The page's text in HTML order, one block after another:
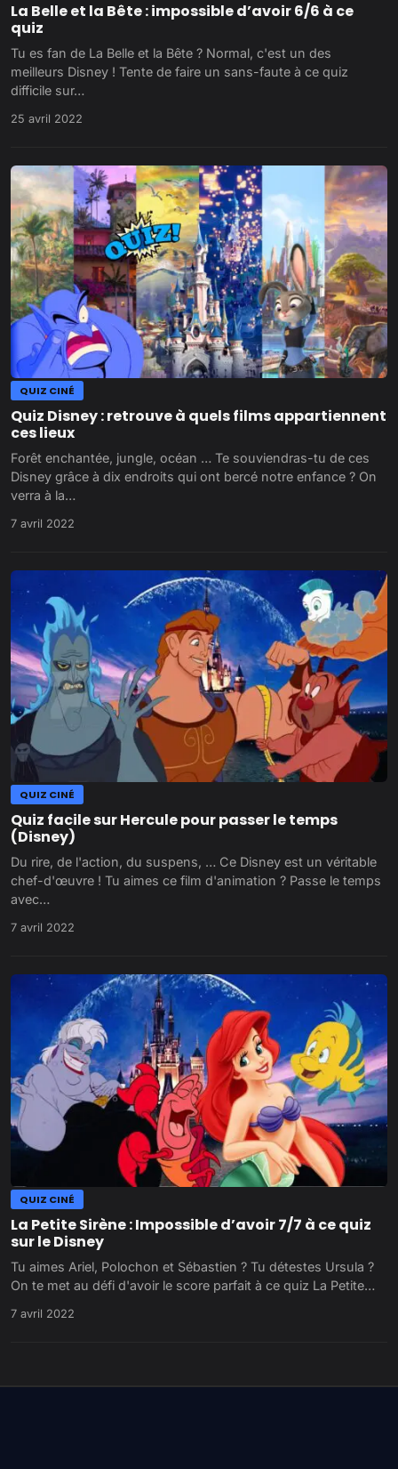
La Belle et la Bête : impossible d’avoir 6/6 à ce
quiz
Tu es fan de La Belle et la Bête ? Normal, c'est un des
meilleurs Disney ! Tente de faire un sans-faute à ce quiz
difficile sur…
25 avril 2022
QUIZ CINÉ
Quiz Disney : retrouve à quels films appartiennent
ces lieux
Forêt enchantée, jungle, océan … Te souviendras-tu de ces
Disney grâce à dix endroits qui ont bercé notre enfance ? On
verra à la…
7 avril 2022
QUIZ CINÉ
Quiz facile sur Hercule pour passer le temps
(Disney)
Du rire, de l'action, du suspens, … Ce Disney est un véritable
chef-d'œuvre ! Tu aimes ce film d'animation ? Passe le temps
avec…
7 avril 2022
QUIZ CINÉ
La Petite Sirène : Impossible d’avoir 7/7 à ce quiz
sur le Disney
Tu aimes Ariel, Polochon et Sébastien ? Tu détestes Ursula ?
On te met au défi d'avoir le score parfait à ce quiz La Petite…
7 avril 2022